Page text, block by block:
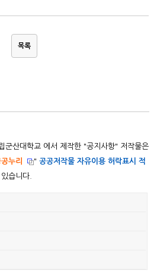
목록
군산대학교 에서 제작한 "공지사항" 저작물은
누리 "공공저작물 자유이용 허락표시 적
습니다.